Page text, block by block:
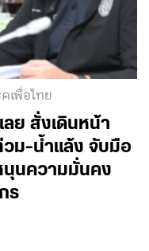
เพื่อไทย
ลย สั่งเดินหน้า
ม-น้ำแล้ง จับมือ
นุนความมั่นคง
ร